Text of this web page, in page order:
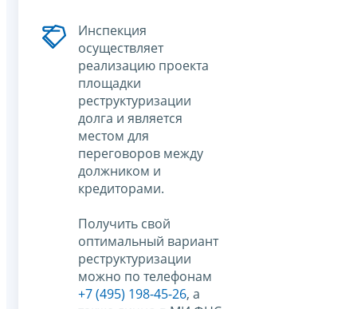
Инспекция
осуществляет
реализацию проекта
площадки
реструктуризации
долга и является
местом для
переговоров между
должником и
кредиторами.
Получить свой
оптимальный вариант
реструктуризации
можно по телефонам
+7 (495) 198-45-26, а